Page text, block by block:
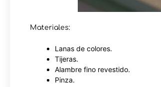
Materiales:
Lanas de colores.
Tijeras.
Alambre fino revestido.
Pinza.